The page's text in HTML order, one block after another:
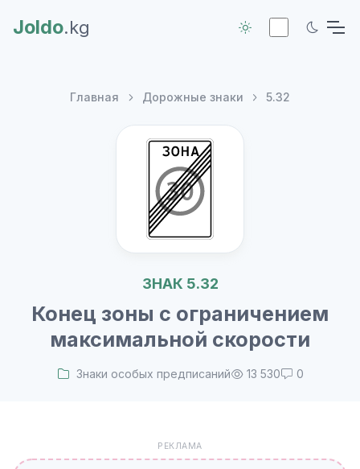
Joldo.kg
Главная Дорожные знаки 5.32
ЗНАК 5.32
Конец зоны с ограничением
максимальной скорости
Знаки особых предписаний 13 530 0
РЕКЛАМА